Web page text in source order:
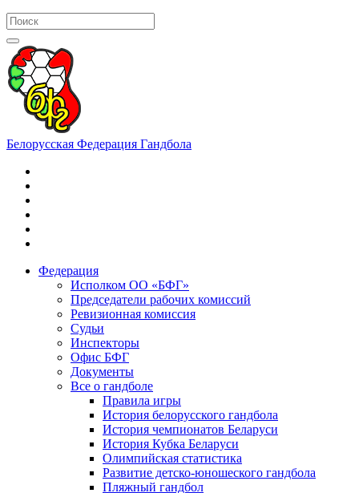
Белорусская Федерация Гандбола
Федерация
Исполком ОО «БФГ»
Председатели рабочих комиссий
Ревизионная комиссия
Судьи
Инспекторы
Офис БФГ
Документы
Все о гандболе
Правила игры
История белорусского гандбола
История чемпионатов Беларуси
История Кубка Беларуси
Олимпийская статистика
Развитие детско-юношеского гандбола
Пляжный гандбол